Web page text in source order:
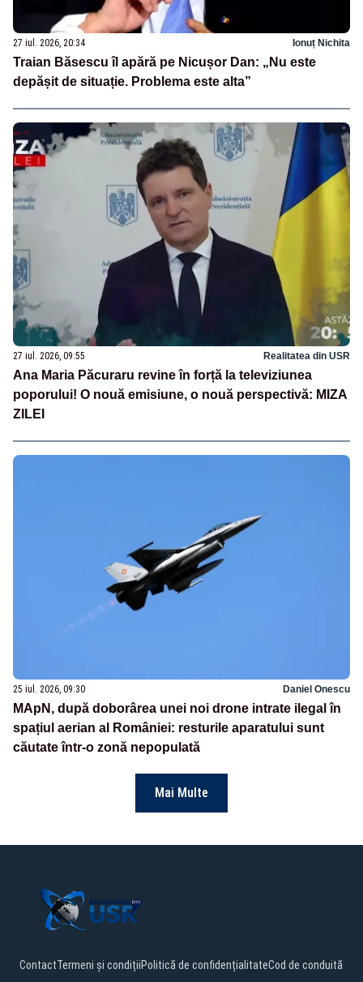
27 iul. 2026, 20:34 Ionuț Nichita
Traian Băsescu îl apără pe Nicușor Dan: „Nu este
depășit de situație. Problema este alta”
27 iul. 2026, 09:55 Realitatea din USR
Ana Maria Păcuraru revine în forță la televiziunea
poporului! O nouă emisiune, o nouă perspectivă: MIZA
ZILEI
25 iul. 2026, 09:30 Daniel Onescu
MApN, după doborârea unei noi drone intrate ilegal în
spațiul aerian al României: resturile aparatului sunt
căutate într-o zonă nepopulată
Mai Multe
ContactTermeni și condițiiPolitică de confidențialitateCod de conduită